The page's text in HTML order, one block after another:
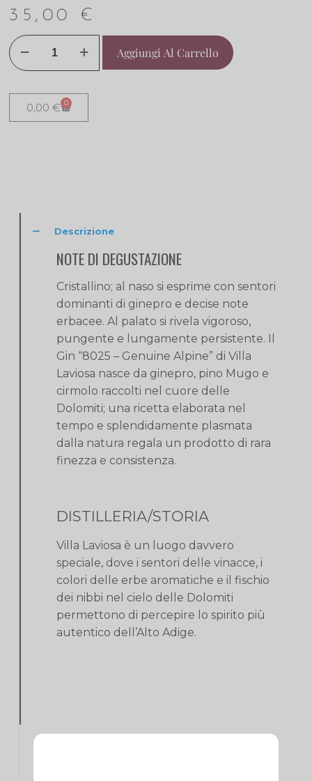
35,00 €
Aggiungi Al Carrello
0,00€ 0
Descrizione
NOTE DI DEGUSTAZIONE
Cristallino; al naso si esprime con sentori
dominanti di ginepro e decise note
erbacee. Al palato si rivela vigoroso,
pungente e lungamente persistente. Il
Gin “8025 – Genuine Alpine” di Villa
Laviosa nasce da ginepro, pino Mugo e
cirmolo raccolti nel cuore delle
Dolomiti; una ricetta elaborata nel
tempo e splendidamente plasmata
dalla natura regala un prodotto di rara
finezza e consistenza.
DISTILLERIA/STORIA
Villa Laviosa è un luogo davvero
speciale, dove i sentori delle vinacce, i
colori delle erbe aromatiche e il fischio
dei nibbi nel cielo delle Dolomiti
permettono di percepire lo spirito più
autentico dell’Alto Adige.